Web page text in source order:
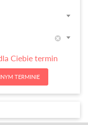
Ciebie termin
TERMINIE